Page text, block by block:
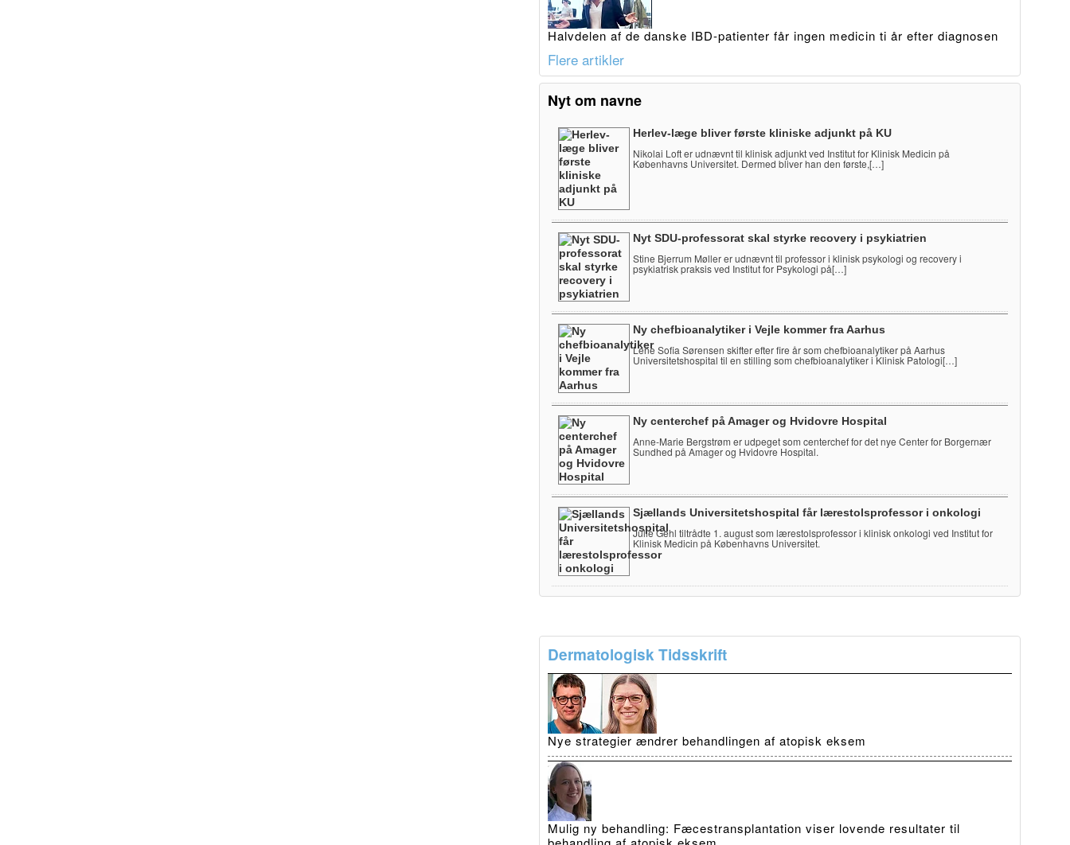
Halvdelen af de danske IBD-patienter får ingen medicin ti år efter diagnosen
Flere artikler
Nyt om navne
Herlev-læge bliver første kliniske adjunkt på KU
Nikolai Loft er udnævnt til klinisk adjunkt ved Institut for Klinisk Medicin på
Københavns Universitet. Dermed bliver han den første,[…]
Nyt SDU-professorat skal styrke recovery i psykiatrien
Stine Bjerrum Møller er udnævnt til professor i klinisk psykologi og recovery i
psykiatrisk praksis ved Institut for Psykologi på[…]
Ny chefbioanalytiker i Vejle kommer fra Aarhus
Lene Sofia Sørensen skifter efter fire år som chefbioanalytiker på Aarhus
Universitetshospital til en stilling som chefbioanalytiker i Klinisk Patologi[…]
Ny centerchef på Amager og Hvidovre Hospital
Anne-Marie Bergstrøm er udpeget som centerchef for det nye Center for Borgernær
Sundhed på Amager og Hvidovre Hospital.
Sjællands Universitetshospital får lærestolsprofessor i onkologi
Julie Gehl tiltrådte 1. august som lærestolsprofessor i klinisk onkologi ved Institut for
Klinisk Medicin på Københavns Universitet.
Dermatologisk Tidsskrift
Nye strategier ændrer behandlingen af atopisk eksem
Mulig ny behandling: Fæcestransplantation viser lovende resultater til